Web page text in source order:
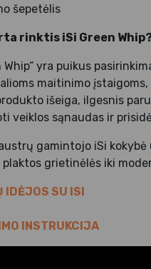
šepetėlis
rinktis iSi Green
Whip“ yra puikus
maitinimo
išeiga, ilgesnis
veiklos sąnaudas ir
gamintojo iSi
plaktos grietinėlės iki
IDĖJOS SU ISI
INSTRUKCIJA